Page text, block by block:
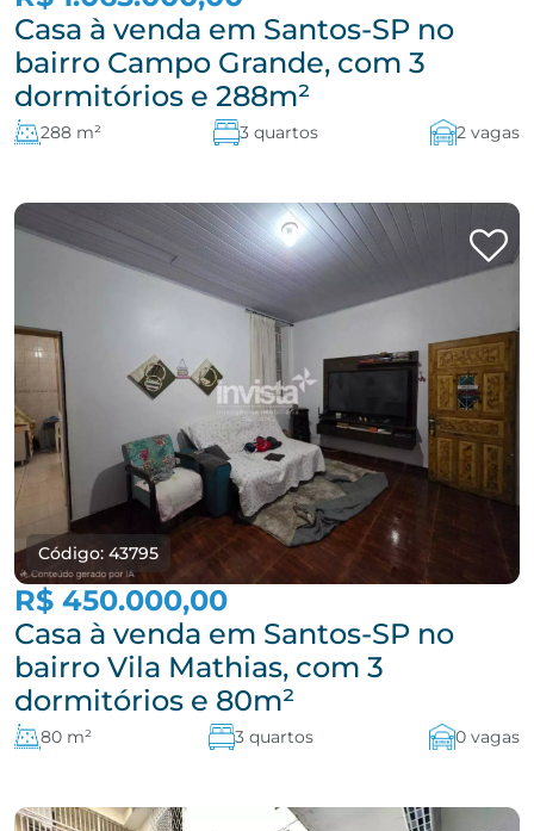
Casa à venda em Santos-SP no
bairro Campo Grande, com 3
dormitórios e 288m²
288 m² 3 quartos 2 vagas
Código: 43795
R$ 450.000,00
Casa à venda em Santos-SP no
bairro Vila Mathias, com 3
dormitórios e 80m²
80 m² 3 quartos 0 vagas